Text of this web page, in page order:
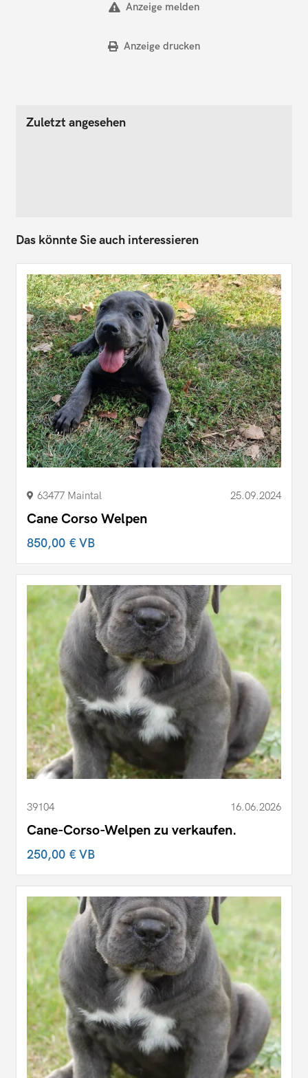
Anzeige melden
Anzeige drucken
Zuletzt angesehen
Das könnte Sie auch interessieren
63477 Maintal 25.09.2024
Cane Corso Welpen
850,00 €VB
39104 16.06.2026
Cane-Corso-Welpen zu verkaufen.
250,00 €VB